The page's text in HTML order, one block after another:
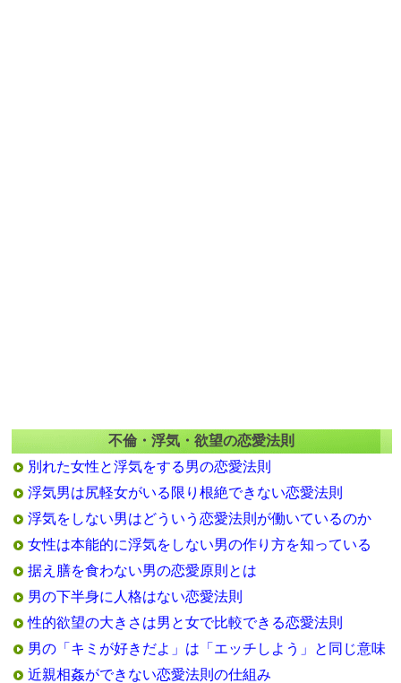
不倫・浮気・欲望の恋愛法則
別れた女性と浮気をする男の恋愛法則
浮気男は尻軽女がいる限り根絶できない恋愛法則
浮気をしない男はどういう恋愛法則が働いているのか
女性は本能的に浮気をしない男の作り方を知っている
据え膳を食わない男の恋愛原則とは
男の下半身に人格はない恋愛法則
性的欲望の大きさは男と女で比較できる恋愛法則
男の「キミが好きだよ」は「エッチしよう」と同じ意味
近親相姦ができない恋愛法則の仕組み